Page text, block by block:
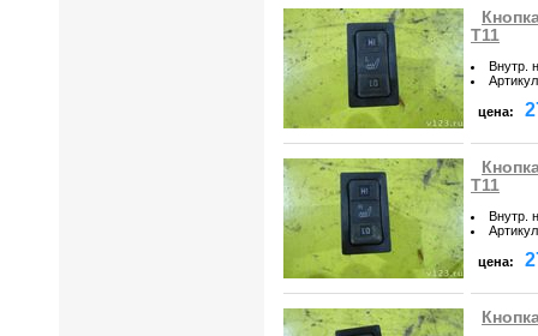
T11
Внутр.
Артикул
цена:
T11
Внутр.
Артикул
цена: